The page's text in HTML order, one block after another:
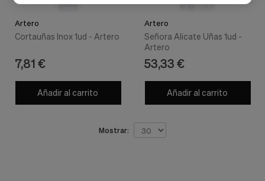
Artero
Cortauñas Inox 1ud - Artero
7,81 €
Añadir al carrito
Artero
Señora Alicate Uñas 1ud -
Artero
53,33 €
Añadir al carrito
Mostrar: